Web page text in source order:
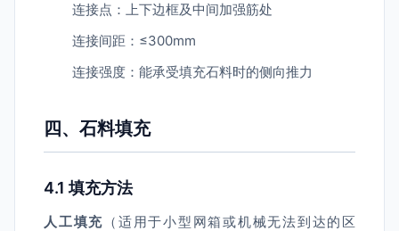
连接点：上下边框及中间加强筋处
连接间距：≤300mm
连接强度：能承受填充石料时的侧向推力
四、石料填充
4.1 填充方法
人工填充 （适用于小型网箱或机械无法到达的区